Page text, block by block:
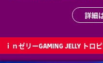
詳細
ｉｎゼリーGAMING JELLY トロ